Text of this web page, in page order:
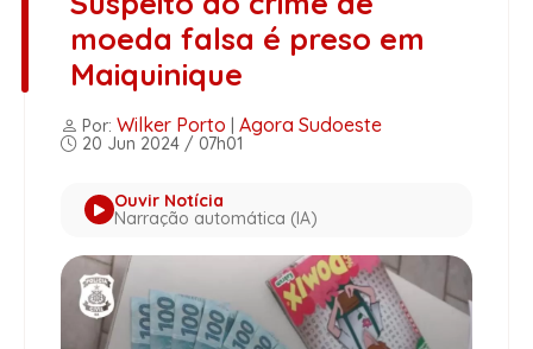
moeda falsa é preso em
Maiquinique
Por: Wilker Porto Agora Sudoeste
20 Jun 2024 / 07h01
Ouvir Notícia
Narração automática (IA)